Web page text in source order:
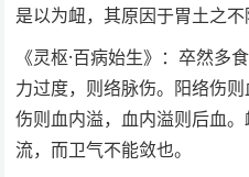
是以为衄，其原因于胃土之不
《灵枢·百病始生》：卒然多
力过度，则络脉伤。阳络伤
伤则血内溢，血内溢则后血
流，而卫气不能敛也。